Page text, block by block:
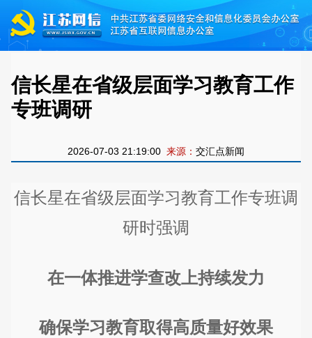
信长星在省级层面学习教育工作
专班调研
2026-07-03 21:19:00 来源： 交汇点新闻
信长星在省级层面学习教育工作专班调
研时强调
在一体推进学查改上持续发力
确保学习教育取得高质量好效果